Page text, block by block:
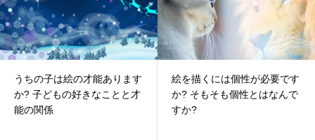
うちの子は絵の才能あります
か? 子どもの好きなことと才
能の関係
絵を描くには個性が必要です
か? そもそも個性とはなんで
すか?